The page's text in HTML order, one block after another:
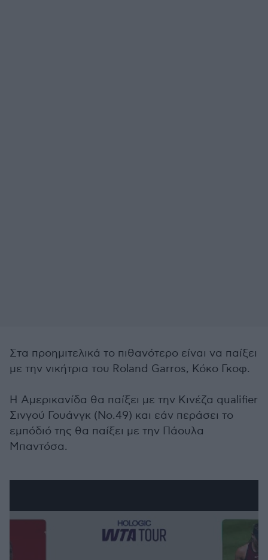
Στα προημιτελικά το πιθανότερο είναι να παίξει
με την νικήτρια του Roland Garros, Κόκο Γκοφ.
Η Αμερικανίδα θα παίξει με την Κινέζα qualifier
Σινγού Γουάνγκ (Νο.49) και εάν περάσει το
εμπόδιό της θα παίξει με την Πάουλα
Μπαντόσα.